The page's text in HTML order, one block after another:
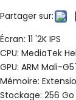
Partager sur:
Écran: 11 '2K IPS
CPU: MediaTek
GPU: ARM Mali-
Mémoire:
Stockage: 256 Go